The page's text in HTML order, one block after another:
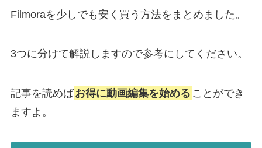
Filmoraを少しでも安く買う方法をまとめました。
3つに分けて解説しますので参考にしてください。
記事を読めばお得に動画編集を始める ことができ
ますよ。